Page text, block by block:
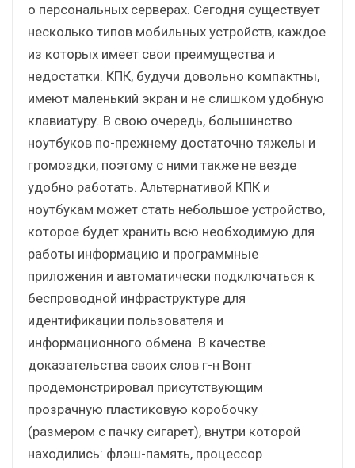
о персональных серверах. Сегодня существует
несколько типов мобильных устройств, каждое
из которых имеет свои преимущества и
недостатки. КПК, будучи довольно компактны,
имеют маленький экран и не слишком удобную
клавиатуру. В свою очередь, большинство
ноутбуков по-прежнему достаточно тяжелы и
громоздки, поэтому с ними также не везде
удобно работать. Альтернативой КПК и
ноутбукам может стать небольшое устройство,
которое будет хранить всю необходимую для
работы информацию и программные
приложения и автоматически подключаться к
беспроводной инфраструктуре для
идентификации пользователя и
информационного обмена. В качестве
доказательства своих слов г-н Вонт
продемонстрировал присутствующим
прозрачную пластиковую коробочку
(размером с пачку сигарет), внутри которой
находились: флэш-память, процессор